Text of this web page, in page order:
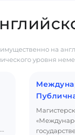
на
уровня